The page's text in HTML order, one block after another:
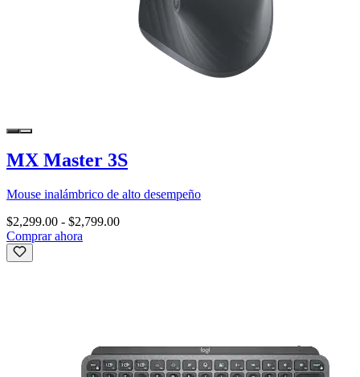
MX Master 3S
Mouse inalámbrico de alto desempeño
$2,299.00 - $2,799.00
Comprar ahora